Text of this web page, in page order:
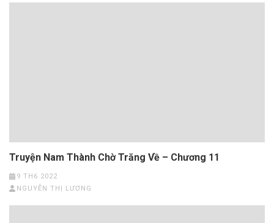
Truyện Nam Thành Chờ Trăng Về – Chương 11
9 TH6 2022
NGUYỄN THỊ LƯƠNG